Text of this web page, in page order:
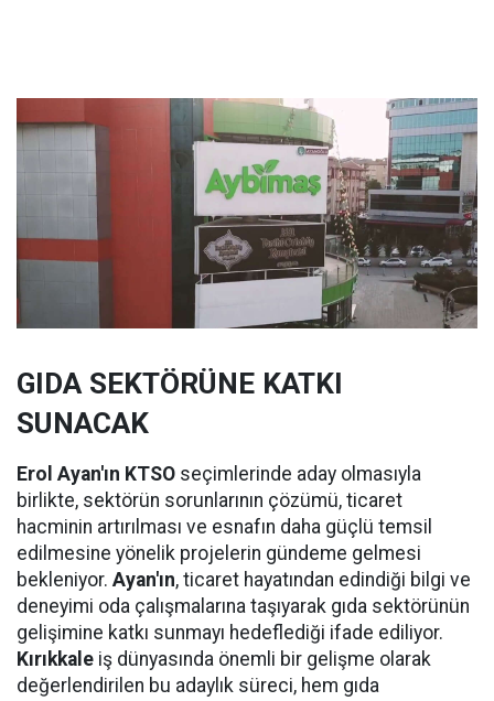
GIDA SEKTÖRÜNE KATKI
SUNACAK
Erol Ayan'ın KTSO seçimlerinde aday olmasıyla
birlikte, sektörün sorunlarının çözümü, ticaret
hacminin artırılması ve esnafın daha güçlü temsil
edilmesine yönelik projelerin gündeme gelmesi
bekleniyor. Ayan'ın, ticaret hayatından edindiği bilgi ve
deneyimi oda çalışmalarına taşıyarak gıda sektörünün
gelişimine katkı sunmayı hedeflediği ifade ediliyor.
Kırıkkale iş dünyasında önemli bir gelişme olarak
değerlendirilen bu adaylık süreci, hem gıda